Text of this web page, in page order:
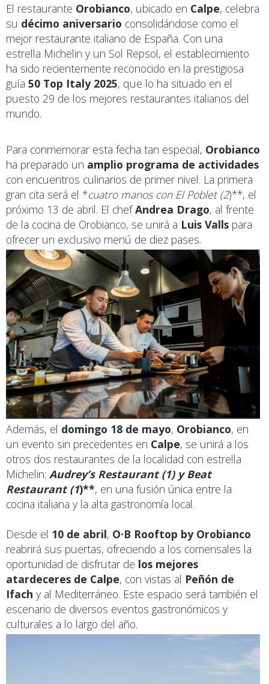
El restaurante Orobianco, ubicado en Calpe, celebra
su décimo aniversario consolidándose como el
mejor restaurante italiano de España. Con una
estrella Michelin y un Sol Repsol, el establecimiento
ha sido recientemente reconocido en la prestigiosa
guía 50 Top Italy 2025, que lo ha situado en el
puesto 29 de los mejores restaurantes italianos del
mundo.
Para conmemorar esta fecha tan especial, Orobianco
ha preparado un amplio programa de actividades
con encuentros culinarios de primer nivel. La primera
gran cita será el *cuatro manos con El Poblet (2)**, el
próximo 13 de abril. El chefAndrea Drago, al frente
de la cocina de Orobianco, se unirá a Luis Valls para
ofrecer un exclusivo menú de diez pases.
Además, el domingo 18 de mayo, Orobianco, en
un evento sin precedentes en Calpe, se unirá a los
otros dos restaurantes de la localidad con estrella
Michelin: Audrey’s Restaurant (1) y Beat
Restaurant (1)**, en una fusión única entre la
cocina italiana y la alta gastronomía local.
Desde el 10 de abril, O·B Rooftop by Orobianco
reabrirá sus puertas, ofreciendo a los comensales la
oportunidad de disfrutar de los mejores
atardeceres de Calpe, con vistas al Peñón de
Ifach y al Mediterráneo. Este espacio será también el
escenario de diversos eventos gastronómicos y
culturales a lo largo del año.